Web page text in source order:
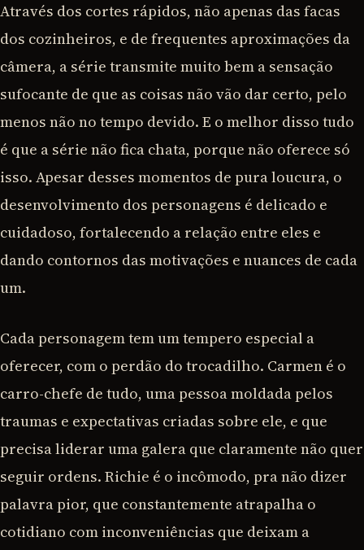
Através dos cortes rápidos, não apenas das facas
dos cozinheiros, e de frequentes aproximações da
câmera, a série transmite muito bem a sensação
sufocante de que as coisas não vão dar certo, pelo
menos não no tempo devido. E o melhor disso tudo
é que a série não fica chata, porque não oferece só
isso. Apesar desses momentos de pura loucura, o
desenvolvimento dos personagens é delicado e
cuidadoso, fortalecendo a relação entre eles e
dando contornos das motivações e nuances de cada
um.
Cada personagem tem um tempero especial a
oferecer, com o perdão do trocadilho. Carmen é o
carro-chefe de tudo, uma pessoa moldada pelos
traumas e expectativas criadas sobre ele, e que
precisa liderar uma galera que claramente não quer
seguir ordens. Richie é o incômodo, pra não dizer
palavra pior, que constantemente atrapalha o
cotidiano com inconveniências que deixam a